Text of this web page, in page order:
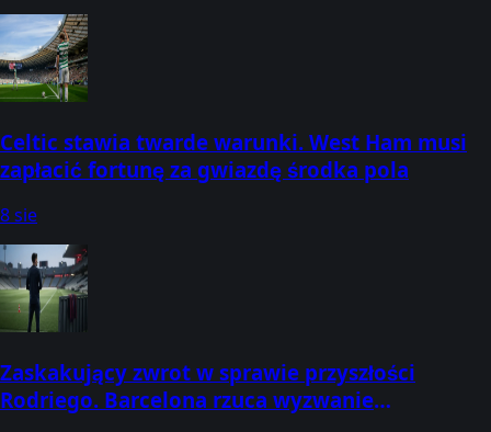
Celtic stawia twarde warunki. West Ham musi
zapłacić fortunę za gwiazdę środka pola
8 sie
Zaskakujący zwrot w sprawie przyszłości
Rodriego. Barcelona rzuca wyzwanie